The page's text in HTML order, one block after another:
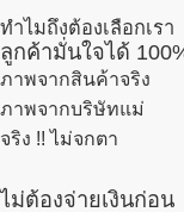
ทำไมถึงต้องเลือกเรา
ลูกค้ามั่นใจได้
ภาพจากสินค้าจริง
ภาพจากบริษัทแม่
จริง !! ไม่จกตา
ไม่ต้องจ่ายเงินก่อน